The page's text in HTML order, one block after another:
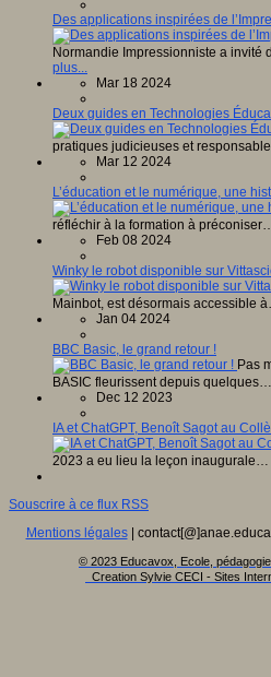
Des applications inspirées de
Normandie Impressionniste a invité
plus...
Mar 18 2024
Deux guides en Technologies
pratiques judicieuses et
Mar 12 2024
L’éducation et le numérique, une
réfléchir à la formation à préconiser…
Feb 08 2024
Winky le robot disponible sur
Mainbot, est désormais accessible
Jan 04 2024
BBC Basic, le grand retour !
Pas
BASIC fleurissent depuis quelques…
Dec 12 2023
IA et ChatGPT, Benoît Sagot au
2023 a eu lieu la leçon inaugurale…
Souscrire à ce flux RSS
Mentions légales|
© 2023 Educavox, Ecole,
Creation Sylvie CECI - Sites